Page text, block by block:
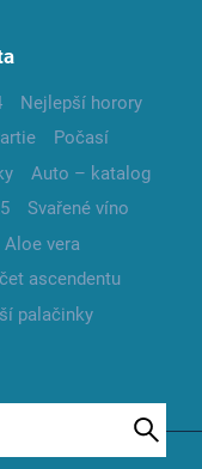
Nejlepší horory
Počasí
Auto – katalog
Svařené víno
Aloe vera
ascendentu
palačinky